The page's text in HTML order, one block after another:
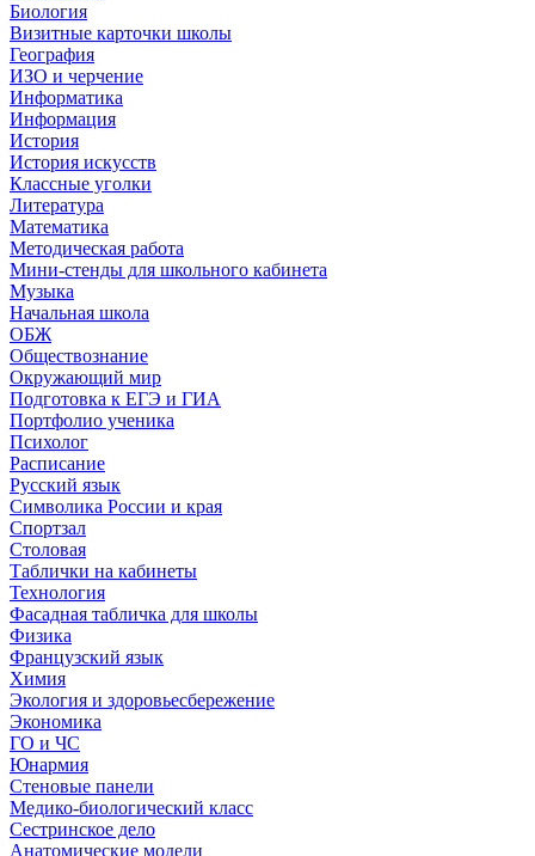
Биология
Визитные карточки школы
География
ИЗО и черчение
Информатика
Информация
История
История искусств
Классные уголки
Литература
Математика
Методическая работа
Мини-стенды для школьного кабинета
Музыка
Начальная школа
ОБЖ
Обществознание
Окружающий мир
Подготовка к ЕГЭ и ГИА
Портфолио ученика
Психолог
Расписание
Русский язык
Символика России и края
Спортзал
Столовая
Таблички на кабинеты
Технология
Фасадная табличка для школы
Физика
Французский язык
Химия
Экология и здоровьесбережение
Экономика
ГО и ЧС
Юнармия
Стеновые панели
Медико-биологический класс
Сестринское дело
Анатомические модели